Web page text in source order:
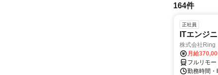
164件
正社員
ITエンジ
株式会社Ring
月給
フルリモー
勤務時間